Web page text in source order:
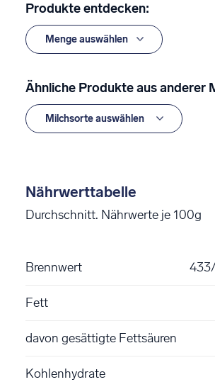
Produkte entdecken:
Ähnliche Produkte aus anderer
Nährwerttabelle
Durchschnitt. Nährwerte je 100g
Brennwert
Fett
davon gesättigte Fettsäuren
Kohlenhydrate